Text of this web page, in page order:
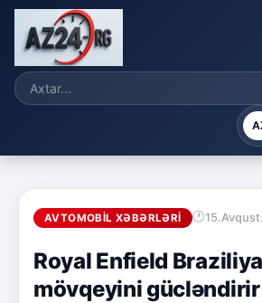
AVTOMOBIL XƏBƏRLƏRI
Royal Enfield
mövqeyini gücləndirir